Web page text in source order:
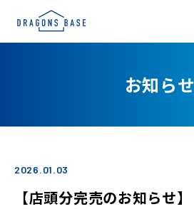
お知らせ
2026.01.03
【店頭分完売のお知らせ